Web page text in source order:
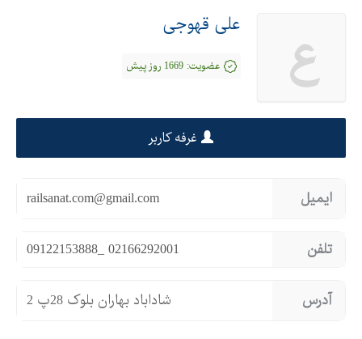
ع علی قهوجی
عضویت: 1669 روز پیش
غرفه کاربر
ایمیل railsanat.com@gmail.com
تلفن 09122153888_ 02166292001
آدرس شاداباد بهاران بلوک 28پ 2